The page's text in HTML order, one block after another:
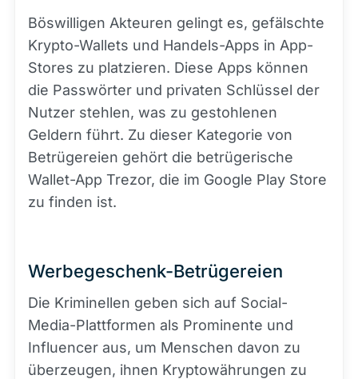
Böswilligen Akteuren gelingt es, gefälschte
Krypto-Wallets und Handels-Apps in App-
Stores zu platzieren. Diese Apps können
die Passwörter und privaten Schlüssel der
Nutzer stehlen, was zu gestohlenen
Geldern führt. Zu dieser Kategorie von
Betrügereien gehört die betrügerische
Wallet-App Trezor, die im Google Play Store
zu finden ist.
Werbegeschenk-Betrügereien
Die Kriminellen geben sich auf Social-
Media-Plattformen als Prominente und
Influencer aus, um Menschen davon zu
überzeugen, ihnen Kryptowährungen zu